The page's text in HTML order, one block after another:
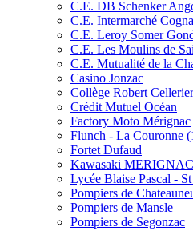
C.E. DB Schenker
C.E. Intermarché
C.E. Leroy Somer
C.E. Les Moulins de
C.E. Mutualité de la
Casino Jonzac
Collège Robert
Crédit Mutuel Océan
Factory Moto Mérignac
Flunch - La Couronne
Fortet Dufaud
Kawasaki
Lycée Blaise Pascal - St
Pompiers de
Pompiers de Mansle
Pompiers de Segonzac